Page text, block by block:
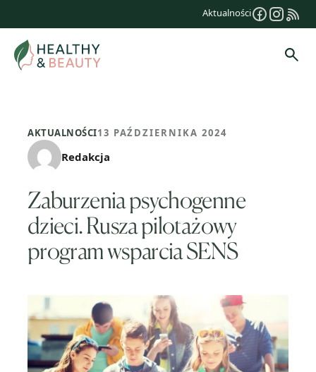
treści
Aktualności
AKTUALNOŚCI13 PAŹDZIERNIKA 2024
Redakcja
Zaburzenia psychogenne
dzieci. Rusza pilotażowy
program wsparcia SENS